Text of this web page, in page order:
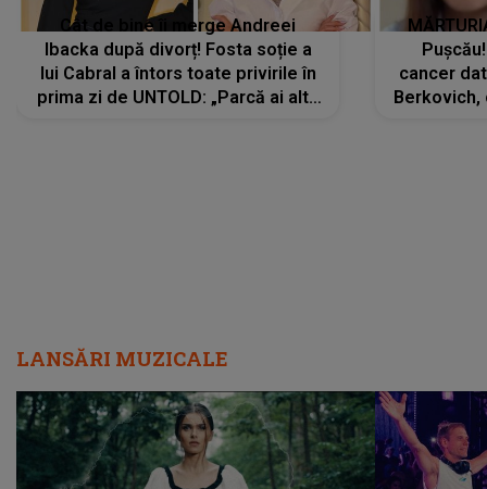
Cât de bine îi merge Andreei
Ibacka după divorț! Fosta soție a
lui Cabral a întors toate privirile în
prima zi de UNTOLD: „Parcă ai altă
cancer
Berkovich,
LANSĂRI MUZICALE